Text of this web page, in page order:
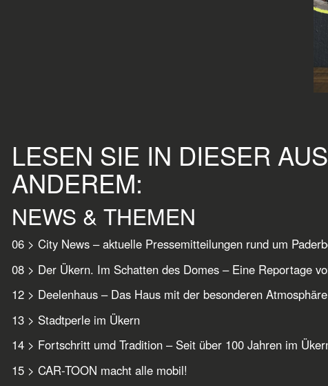
LESEN SIE IN DIESER
ANDEREM:
NEWS & THEMEN
06 > City News – aktuelle Pressemitteilungen rund um
08 > Der Ükern. Im Schatten des Domes – Eine Reportage
12 > Deelenhaus – Das Haus mit der besonderen Atmosphäre
13 > Stadtperle im Ükern
14 > Fortschritt umd Tradition – Seit über 100 Jahren im
15 > CAR-TOON macht alle mobil!